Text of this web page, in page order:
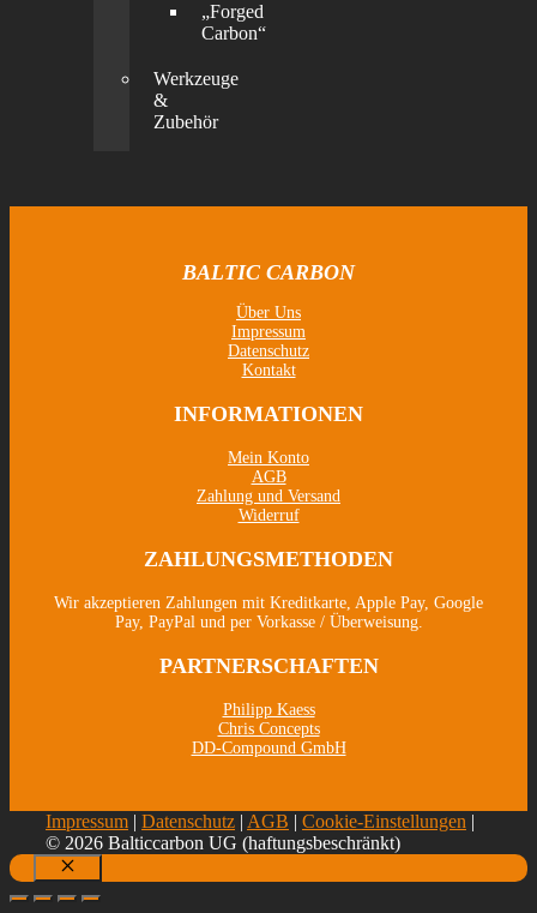
„Forged
Carbon“
Werkzeuge
&
Zubehör
BALTIC CARBON
Über Uns
Impressum
Datenschutz
Kontakt
INFORMATIONEN
Mein Konto
AGB
Zahlung und Versand
Widerruf
ZAHLUNGSMETHODEN
Wir akzeptieren Zahlungen mit Kreditkarte, Apple Pay, Google
Pay, PayPal und per Vorkasse / Überweisung.
PARTNERSCHAFTEN
Philipp Kaess
Chris Concepts
DD-Compound GmbH
Impressum | Datenschutz | AGB | Cookie-Einstellungen |
© 2026 Balticcarbon UG (haftungsbeschränkt)
Schließen